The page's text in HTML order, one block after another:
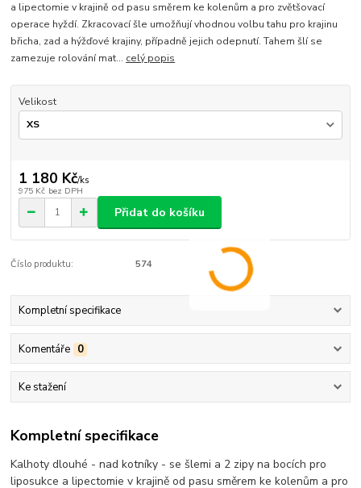
a lipectomie v krajině od pasu směrem ke kolenům a pro zvětšovací
operace hyždí. Zkracovací šle umožňují vhodnou volbu tahu pro krajinu
břicha, zad a hýžďové krajiny, případně jejich odepnutí. Tahem šlí se
zamezuje rolování mat... celý popis
Velikost
1 180 Kč/ks
975 Kč bez DPH
Přidat do košíku
Číslo produktu: 574
Kompletní specifikace
Komentáře 0
Ke stažení
Kompletní specifikace
Kalhoty dlouhé - nad kotníky - se šlemi a 2 zipy na bocích pro
liposukce a lipectomie v krajině od pasu směrem ke kolenům a pro